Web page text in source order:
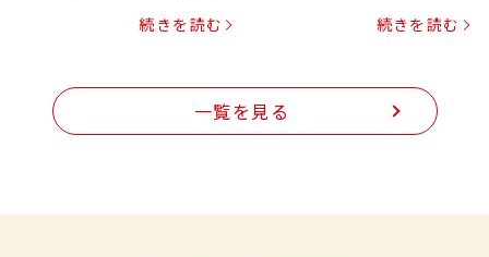
続きを読む 続きを読む
一覧を見る